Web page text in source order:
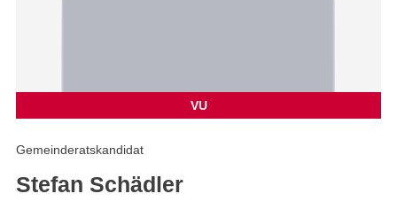
VU
Gemeinderatskandidat
Stefan Schädler